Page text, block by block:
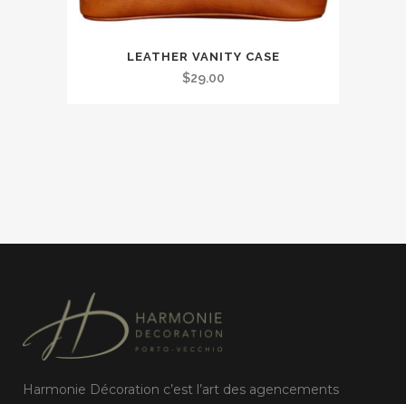
LEATHER VANITY CASE
$29.00
Harmonie Décoration c’est l’art des agencements